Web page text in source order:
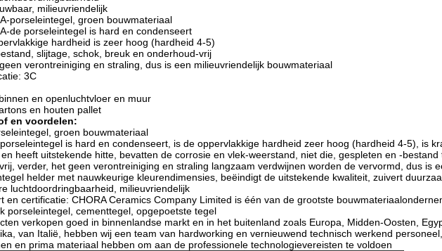
milieuvriendelijk
porseleintegel, groen bouwmateriaal
de porseleintegel is hard en condenseert
hardheid is zeer hoog (hardheid 4-5)
slijtage, schok, breuk en onderhoud-vrij
verontreiniging en straling, dus is een milieuvriendelijk bouwmateriaal
3C
en openluchtvloer en muur
en houten pallet
en voordelen:
groen bouwmateriaal
is hard en condenseert, is de oppervlakkige hardheid zeer hoog (hardheid 4-5), is
heeft uitstekende hitte, bevatten de corrosie en vlek-weerstand, niet die, gespleten en -
verder, het geen verontreiniging en straling langzaam verdwijnen worden de vervormd, dus is
helder met nauwkeurige kleurendimensies, beëindigt de uitstekende kwaliteit, zuivert
luchtdoordringbaarheid, milieuvriendelijk
en certificatie: CHORA Ceramics Company Limited is één van de grootste
porseleintegel, cementtegel, opgepoetste tegel
verkopen goed in binnenlandse markt en in het buitenland zoals Europa, Midden-Oosten,
van Italië, hebben wij een team van hardworking en vernieuwend technisch werkend
en prima materiaal hebben om aan de professionele technologievereisten te voldoen